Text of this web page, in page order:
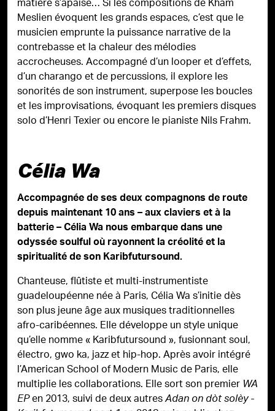
Meslien évoquent les grands espaces, c’est que le
musicien emprunte la puissance narrative de la
contrebasse et la chaleur des mélodies
accrocheuses. Accompagné d’un looper et d’effets,
d’un charango et de percussions, il explore les
sonorités de son instrument, superpose les boucles
et les improvisations, évoquant les premiers disques
solo d’Henri Texier ou encore le pianiste Nils Frahm.
Célia Wa
Accompagnée de ses deux compagnons de route
depuis maintenant 10 ans – aux claviers et à la
batterie – Célia Wa nous embarque dans une
odyssée soulful où rayonnent la créolité et la
spiritualité de son Karibfutursound.
Chanteuse, flûtiste et multi-instrumentiste
guadeloupéenne née à Paris, Célia Wa s’initie dès
son plus jeune âge aux musiques traditionnelles
afro-caribéennes. Elle développe un style unique
qu’elle nomme « Karibfutursound », fusionnant soul,
électro, gwo ka, jazz et hip-hop. Après avoir intégré
l’American School of Modern Music de Paris, elle
multiplie les collaborations. Elle sort son premierWA
EPen 2013, suivi de deux autresAdan on dòt solèy -